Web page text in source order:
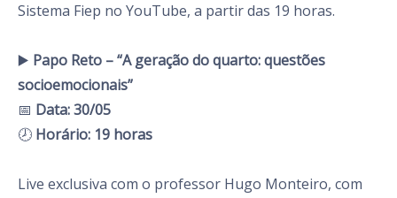
Sistema Fiep no YouTube, a partir das 19 horas.
▶️ Papo Reto – “A geração do quarto: questões
socioemocionais”
📅 Data: 30/05
🕗 Horário: 19 horas
Live exclusiva com o professor Hugo Monteiro, com